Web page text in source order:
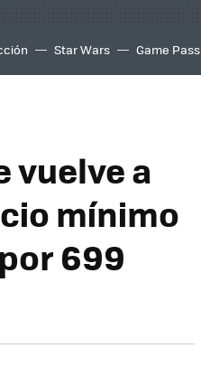
Star Wars Game Pass
vuelve a
mínimo
699